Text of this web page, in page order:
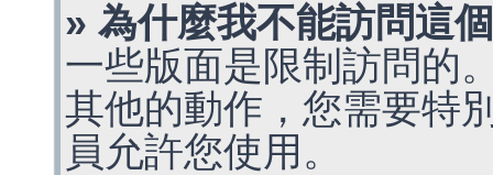
» 為什麼我不能訪問這
一些版面是限制訪問的
其他的動作，您需要特
員允許您使用。